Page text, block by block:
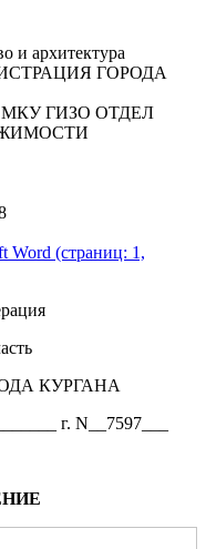
и архитектура
ГОРОДА
МКУ ГИЗО ОТДЕЛ
Word (страниц: 1,
КУРГАНА
г. N__7597___